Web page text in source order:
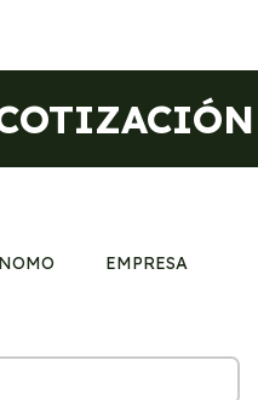
EMPRESA